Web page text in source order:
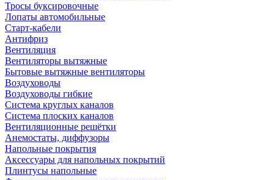
Тросы буксировочные
Лопаты автомобильные
Старт-кабели
Антифриз
Вентиляция
Вентиляторы вытяжные
Бытовые вытяжные вентиляторы
Воздуховоды
Воздуховоды гибкие
Система круглых каналов
Система плоских каналов
Вентиляционные решётки
Анемостаты, диффузоры
Напольные покрытия
Аксессуары для напольных покрытий
Плинтусы напольные